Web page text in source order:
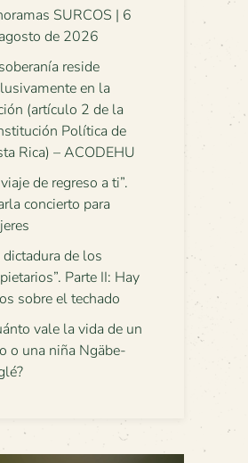
SURCOS | 6
de 2026
reside
en la
(artículo 2 de la
Política de
Rica) – ACODEHU
de regreso a ti”.
concierto para
dictadura de los
Parte II: Hay
sobre el techado
vale la vida de un
o una niña Ngäbe-